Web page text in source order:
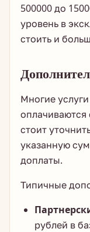
500000 до
уровень в
стоить и
Многие
стоит
указанную
доплаты.
Типичные
рублей в